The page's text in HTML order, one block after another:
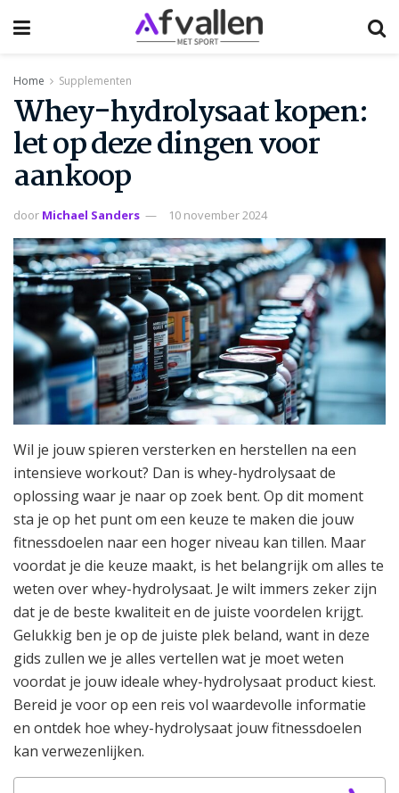
Home Supplementen
Whey-hydrolysaat kopen:
let op deze dingen voor
aankoop
door Michael Sanders 10 november 2024
Wil je jouw spieren versterken en herstellen na een
intensieve workout? Dan is whey-hydrolysaat de
oplossing waar je naar op zoek bent. Op dit moment
sta je op het punt om een keuze te maken die jouw
fitnessdoelen naar een hoger niveau kan tillen. Maar
voordat je die keuze maakt, is het belangrijk om alles te
weten over whey-hydrolysaat. Je wilt immers zeker zijn
dat je de beste kwaliteit en de juiste voordelen krijgt.
Gelukkig ben je op de juiste plek beland, want in deze
gids zullen we je alles vertellen wat je moet weten
voordat je jouw ideale whey-hydrolysaat product kiest.
Bereid je voor op een reis vol waardevolle informatie
en ontdek hoe whey-hydrolysaat jouw fitnessdoelen
kan verwezenlijken.